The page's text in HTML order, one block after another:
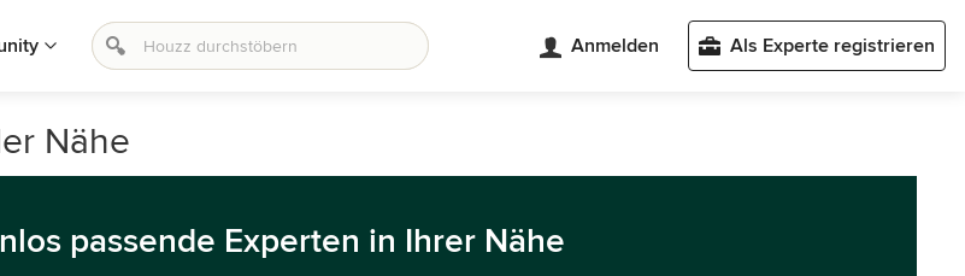
Anmelden Als Experte registrieren
Nähe
passende Experten in Ihrer Nähe